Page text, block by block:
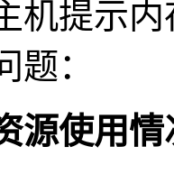
提示内
题：
源使用情